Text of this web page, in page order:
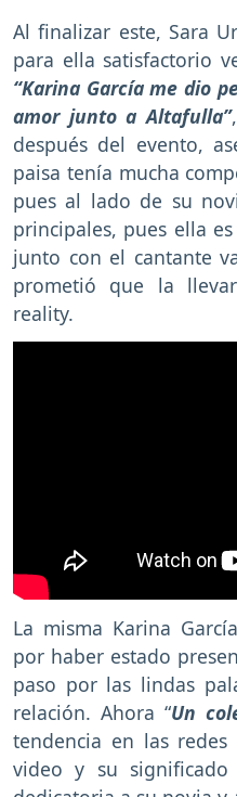
Al finalizar este, Sara
para ella satisfactorio
“Karina García me dio
amor junto a Altafulla”
después del evento,
paisa tenía mucha
pues al lado de su
principales, pues ella
junto con el cantante
prometió que la
reality.
La misma Karina
por haber estado
paso por las lindas
relación. Ahora “Un
tendencia en las
video y su